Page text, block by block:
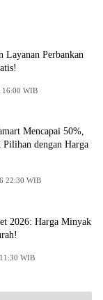
Layanan Perbankan
Rabu, 18 Mar 2026 16:00 WIB
Mencapai 50%,
dengan Harga
Kamis, 12 Mar 2026 22:30 WIB
2026: Harga Minyak
Senin, 9 Mar 2026 11:30 WIB